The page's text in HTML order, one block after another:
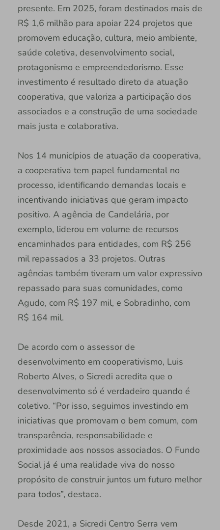
presente. Em 2025, foram destinados mais de
R$ 1,6 milhão para apoiar 224 projetos que
promovem educação, cultura, meio ambiente,
saúde coletiva, desenvolvimento social,
protagonismo e empreendedorismo. Esse
investimento é resultado direto da atuação
cooperativa, que valoriza a participação dos
associados e a construção de uma sociedade
mais justa e colaborativa.
Nos 14 municípios de atuação da cooperativa,
a cooperativa tem papel fundamental no
processo, identificando demandas locais e
incentivando iniciativas que geram impacto
positivo. A agência de Candelária, por
exemplo, liderou em volume de recursos
encaminhados para entidades, com R$ 256
mil repassados a 33 projetos. Outras
agências também tiveram um valor expressivo
repassado para suas comunidades, como
Agudo, com R$ 197 mil, e Sobradinho, com
R$ 164 mil.
De acordo com o assessor de
desenvolvimento em cooperativismo, Luis
Roberto Alves, o Sicredi acredita que o
desenvolvimento só é verdadeiro quando é
coletivo. “Por isso, seguimos investindo em
iniciativas que promovam o bem comum, com
transparência, responsabilidade e
proximidade aos nossos associados. O Fundo
Social já é uma realidade viva do nosso
propósito de construir juntos um futuro melhor
para todos”, destaca.
Desde 2021, a Sicredi Centro Serra vem